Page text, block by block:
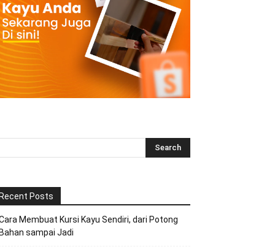
Posts
Membuat Kursi Kayu Sendiri, dari Potong
sampai Jadi